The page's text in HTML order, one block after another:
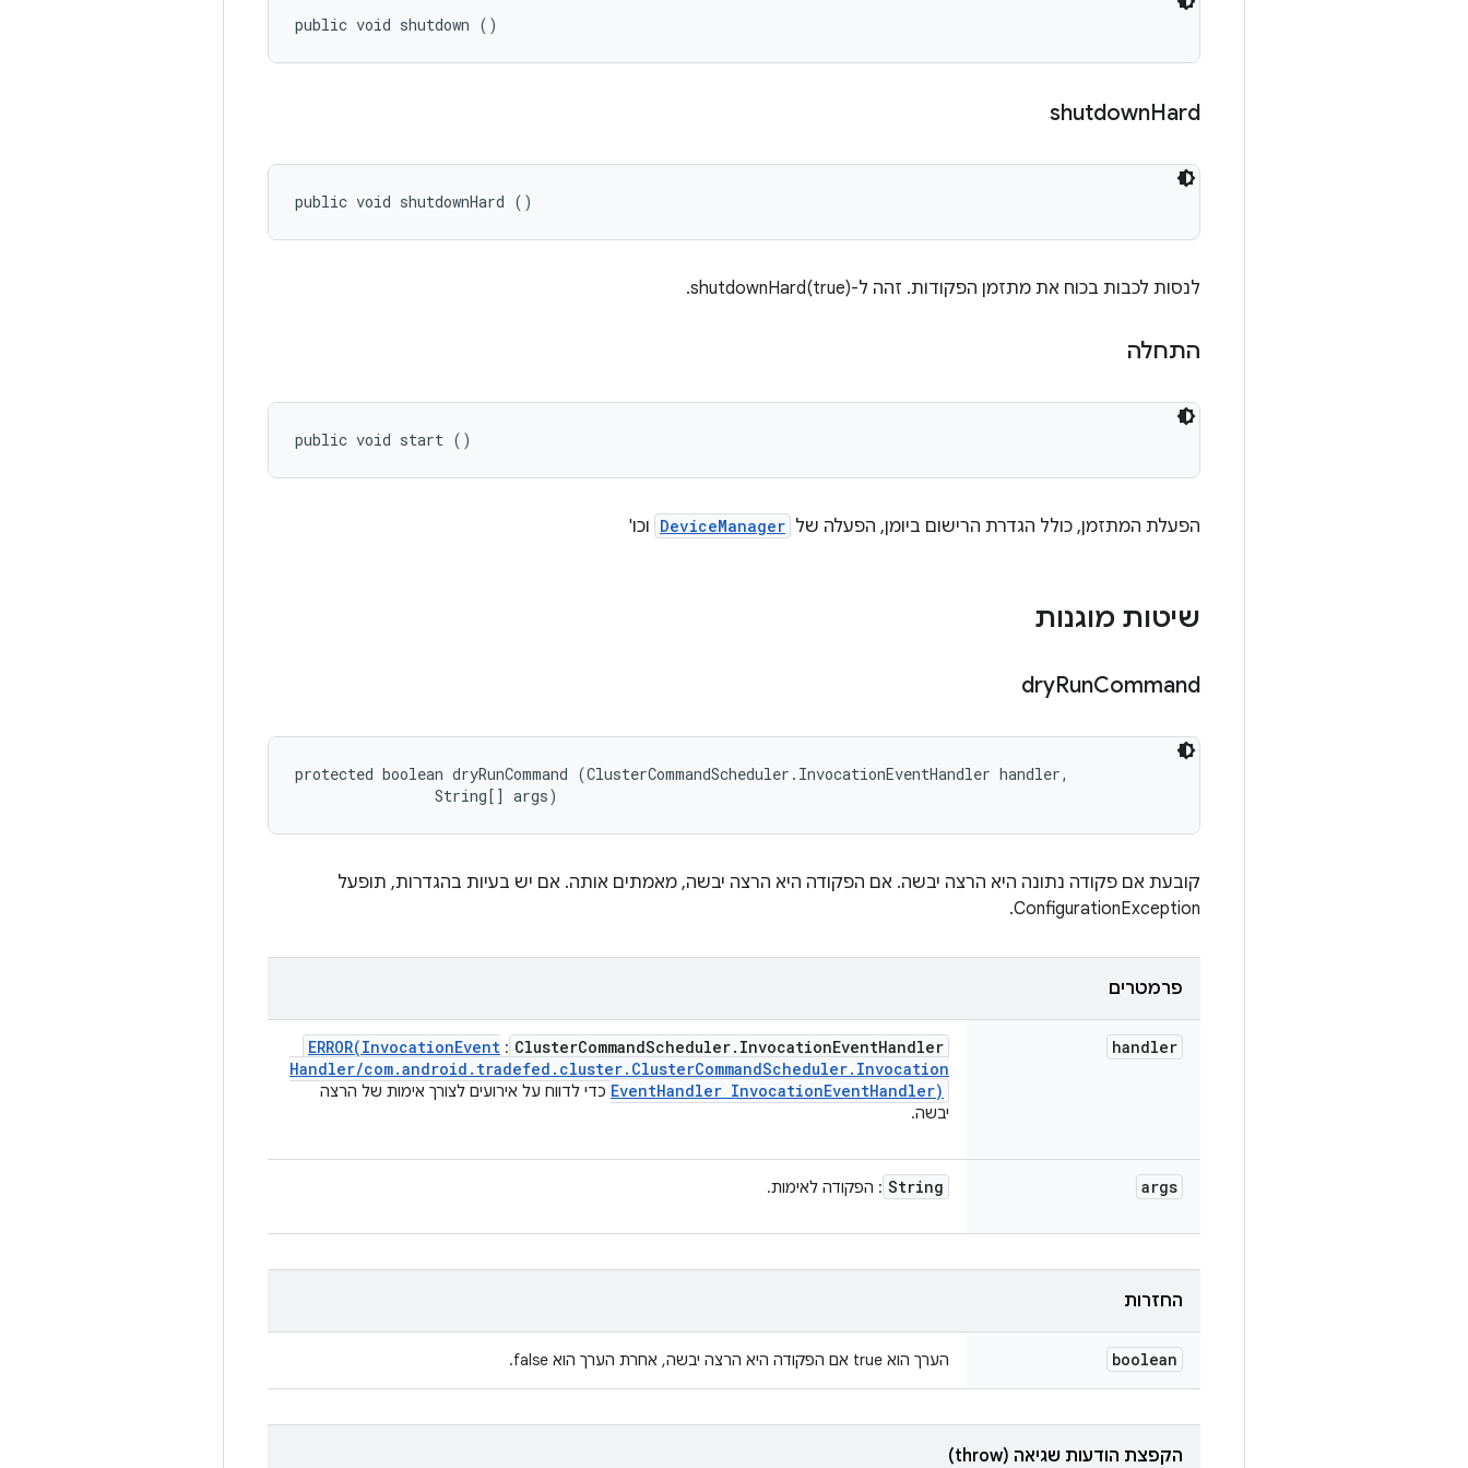
public void shutdown ()
shutdownHard
public void shutdownHard ()
לנסות לכבות בכוח את מתזמן הפקודות. זהה ל-shutdownHard(true).
התחלה
public void start ()
הפעלת המתזמן, כולל הגדרת הרישום ביומן, הפעלה של DeviceManager וכו'
שיטות מוגנות
dryRunCommand
protected boolean dryRunCommand (ClusterCommandScheduler.InvocationEventHandler handler,
                String[] args)
קובעת אם פקודה נתונה היא הרצה יבשה. אם הפקודה היא הרצה יבשה, מאמתים אותה. אם יש בעיות בהגדרות, תופעל
ConfigurationException.
פרמטרים
handler
ClusterCommandScheduler. InvocationEventHandler
:
ERROR(InvocationEvent
Handler/com.android . tradefed . cluster. ClusterCommandScheduler. Invocation
EventHandler InvocationEventHandler)
כדי לדווח על אירועים לצורך אימות של הרצה
יבשה.
args
String : הפקודה לאימות.
החזרות
boolean הערך הוא true אם הפקודה היא הרצה יבשה, אחרת הערך הוא false.
הקפצת הודעות שגיאה (throw)